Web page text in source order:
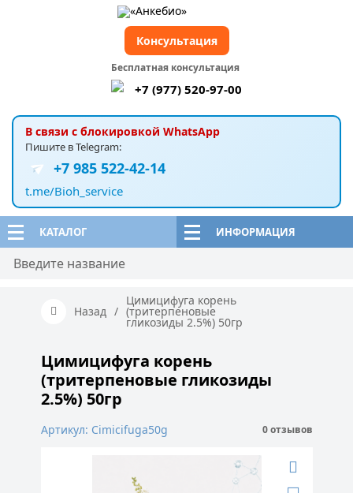
КАТАЛОГ ИНФОРМАЦИЯ
В связи с блокировкой WhatsApp
Пишите в Telegram:
+7 985 522-42-14
t.me/Bioh_service
Бесплатная консультация
+7 (977) 520-97-00
Консультация
Назад /
Цимицифуга корень
(тритерпеновые
гликозиды 2.5%) 50гр
Цимицифуга корень
(тритерпеновые гликозиды
2.5%) 50гр
Артикул: Cimicifuga50g 0 отзывов